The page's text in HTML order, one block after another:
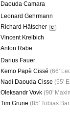
Daouda Camara
Leonard Gehrmann
Richard Hätscher
C
Vincent Kreibich
Anton Rabe
Darius Fauer
Kemo Papè Cissé (66'
Nadi Daouda Cisse (55'
Oleksandr Vovk (90'
Tim Grune (85' Tobias